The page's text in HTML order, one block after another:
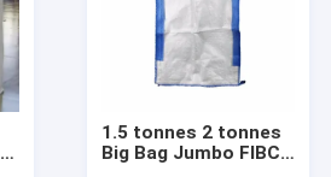
engrais
1.5 tonnes 2 tonnes
Big Bag Jumbo FIBC